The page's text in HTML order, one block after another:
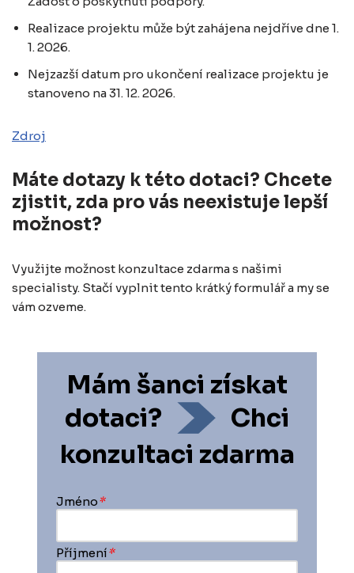
Realizace projektu může být zahájena nejdříve dne 1.
1. 2026.
Nejzazší datum pro ukončení realizace projektu je
stanoveno na 31. 12. 2026.
Zdroj
Máte dotazy k této dotaci? Chcete
zjistit, zda pro vás neexistuje lepší
možnost?
Využijte možnost konzultace zdarma s našimi
specialisty. Stačí vyplnit tento krátký formulář a my se
vám ozveme.
Mám šanci získat
dotaci?
Chci
konzultaci zdarma
Jméno*
Příjmení*